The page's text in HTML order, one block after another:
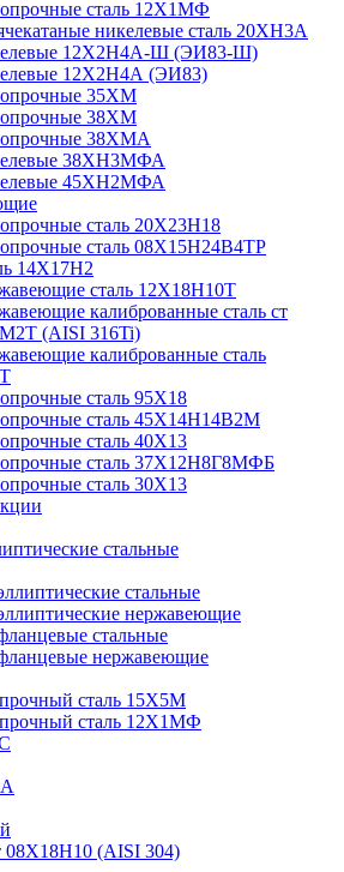
сталь 12Х1МФ
никелевые сталь 20ХН3А
12Х2Н4А-Ш (ЭИ83-Ш)
12Х2Н4А (ЭИ83)
35ХМ
38ХМ
38ХМА
38XH3MФА
45ХН2МФА
сталь 20Х23Н18
сталь 08Х15Н24В4ТР
14Х17Н2
сталь 12Х18Н10Т
калиброванные сталь ст
(AISI 316Ti)
калиброванные сталь
сталь 95Х18
сталь 45Х14Н14В2М
сталь 40Х13
сталь 37Х12Н8Г8МФБ
сталь 30Х13
стальные
стальные
нержавеющие
стальные
нержавеющие
сталь 15Х5М
сталь 12Х1МФ
08Х18Н10 (AISI 304)